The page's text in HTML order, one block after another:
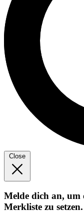
Close
Melde dich an, um
Merkliste zu setzen.